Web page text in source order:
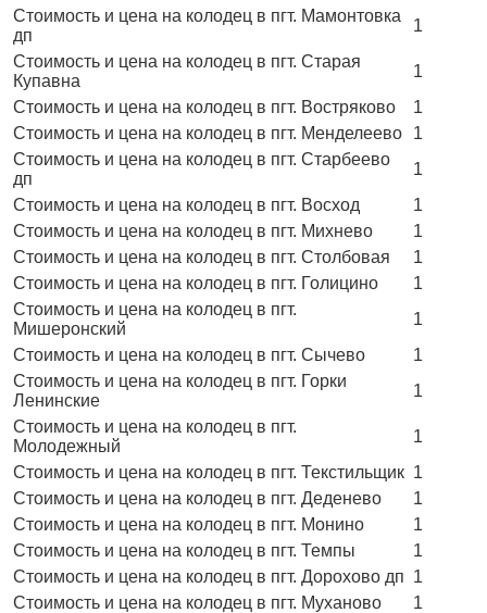
Стоимость и цена на колодец в пгт. Мамонтовка
дп
1
Стоимость и цена на колодец в пгт. Старая
Купавна
1
Стоимость и цена на колодец в пгт. Востряково
1
Стоимость и цена на колодец в пгт. Менделеево
1
Стоимость и цена на колодец в пгт. Старбеево
дп
1
Стоимость и цена на колодец в пгт. Восход
1
Стоимость и цена на колодец в пгт. Михнево
1
Стоимость и цена на колодец в пгт. Столбовая
1
Стоимость и цена на колодец в пгт. Голицино
1
Стоимость и цена на колодец в пгт.
Мишеронский
1
Стоимость и цена на колодец в пгт. Сычево
1
Стоимость и цена на колодец в пгт. Горки
Ленинские
1
Стоимость и цена на колодец в пгт.
Молодежный
1
Стоимость и цена на колодец в пгт. Текстильщик 1
Стоимость и цена на колодец в пгт. Деденево
1
Стоимость и цена на колодец в пгт. Монино
1
Стоимость и цена на колодец в пгт. Темпы
1
Стоимость и цена на колодец в пгт. Дорохово дп 1
Стоимость и цена на колодец в пгт. Муханово
1